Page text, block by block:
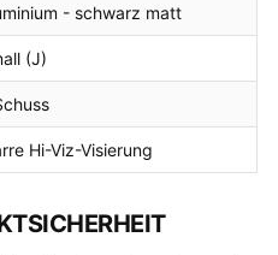
- schwarz matt
(J)
Hi-Viz-Visierung